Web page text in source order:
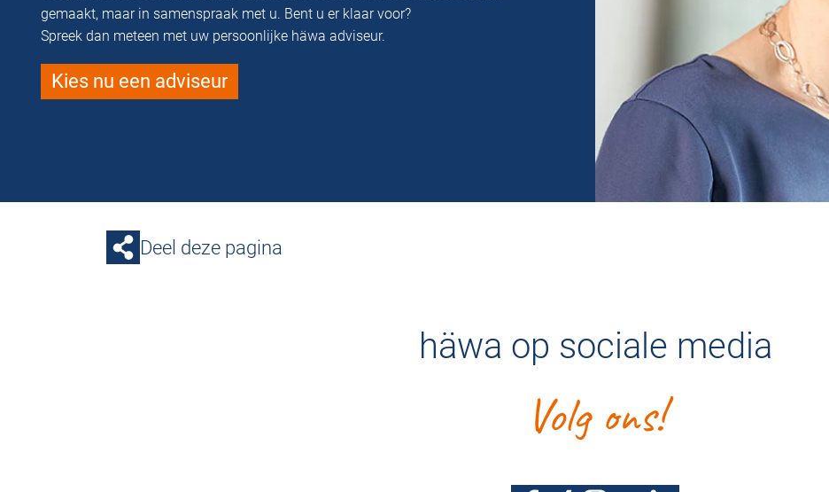
gemaakt, maar in samenspraak met u. Bent u er klaar voor?
Spreek dan meteen met uw persoonlijke häwa adviseur.
Kies nu een adviseur
Deel deze pagina
häwa op sociale media
Volg ons!